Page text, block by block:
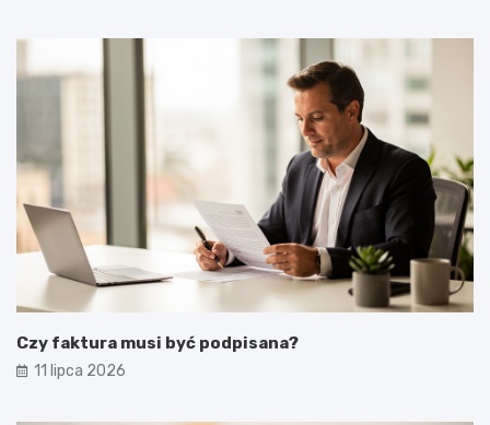
Czy faktura musi być podpisana?
11 lipca 2026